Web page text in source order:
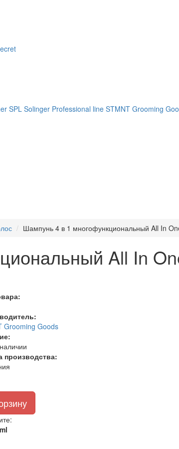
SPL Solinger Professional line STMNT Grooming
Шампунь 4 в 1 многофункциональный All In
All In
Grooming Goods
производства:
: